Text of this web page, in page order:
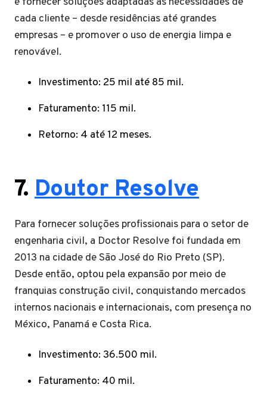
cada cliente – desde residências até grandes
empresas – e promover o uso de energia limpa e
renovável.
Investimento: 25 mil até 85 mil.
Faturamento: 115 mil.
Retorno: 4 até 12 meses.
7. Doutor Resolve
Para fornecer soluções profissionais para o setor de
engenharia civil, a Doctor Resolve foi fundada em
2013 na cidade de São José do Rio Preto (SP).
Desde então, optou pela expansão por meio de
franquias construção civil, conquistando mercados
internos nacionais e internacionais, com presença no
México, Panamá e Costa Rica.
Investimento: 36.500 mil.
Faturamento: 40 mil.